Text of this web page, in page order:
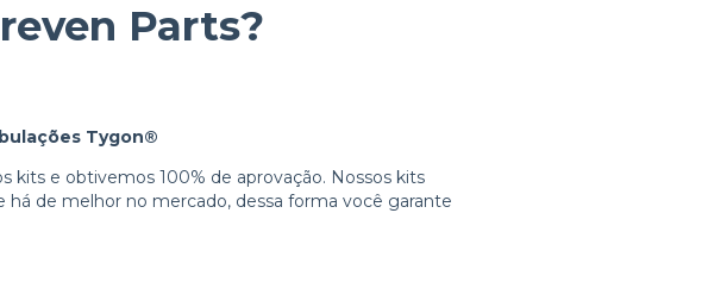
Parts?
Tygon®
kits e obtivemos 100% de aprovação. Nossos kits
de melhor no mercado, dessa forma você garante